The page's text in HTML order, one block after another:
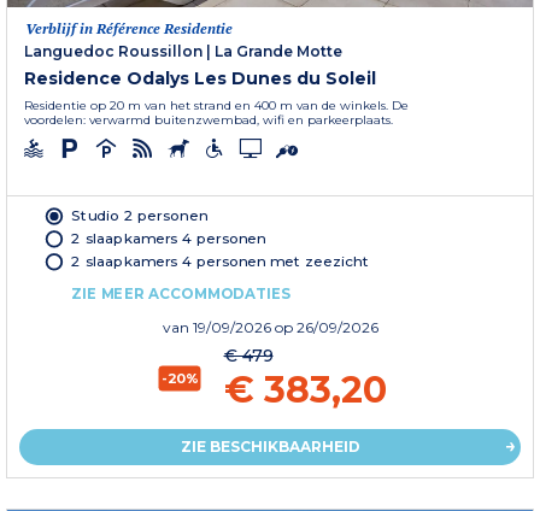
Verblijf in Référence Residentie
Languedoc Roussillon
La Grande Motte
Residence Odalys Les Dunes du Soleil
Residentie op 20 m van het strand en 400 m van de winkels. De
voordelen: verwarmd buitenzwembad, wifi en parkeerplaats.
Studio 2 personen
2 slaapkamers 4 personen
2 slaapkamers 4 personen met zeezicht
ZIE MEER ACCOMMODATIES
van 19/09/2026 op 26/09/2026
-20%
€ 479
€ 383,20
ZIE BESCHIKBAARHEID